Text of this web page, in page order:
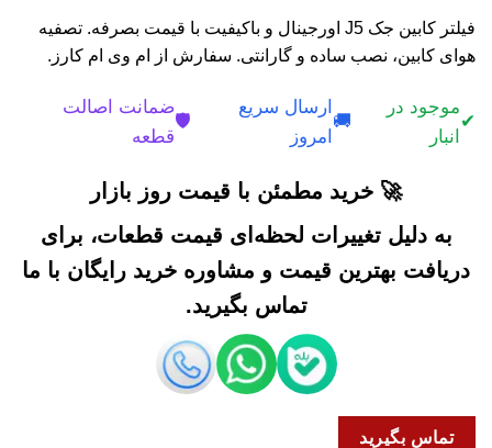
فیلتر کابین جک J5 اورجینال و باکیفیت با قیمت بصرفه. تصفیه
هوای کابین، نصب ساده و گارانتی. سفارش از ام وی ام کارز.
✔
موجود در
انبار
🚚
ارسال سریع
امروز
🛡️
ضمانت اصالت
قطعه
🚀 خرید مطمئن با قیمت روز بازار
به دلیل تغییرات لحظه‌ای قیمت قطعات، برای
دریافت بهترین قیمت و مشاوره خرید رایگان با ما
تماس بگیرید.
تماس بگیرید